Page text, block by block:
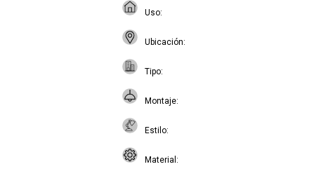
Uso
Ubicación
Tipo
Montaje
Estilo
Material